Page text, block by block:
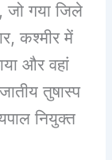
जो गया जिले
कश्मीर में
और वहां
तुषास्प
नियुक्त